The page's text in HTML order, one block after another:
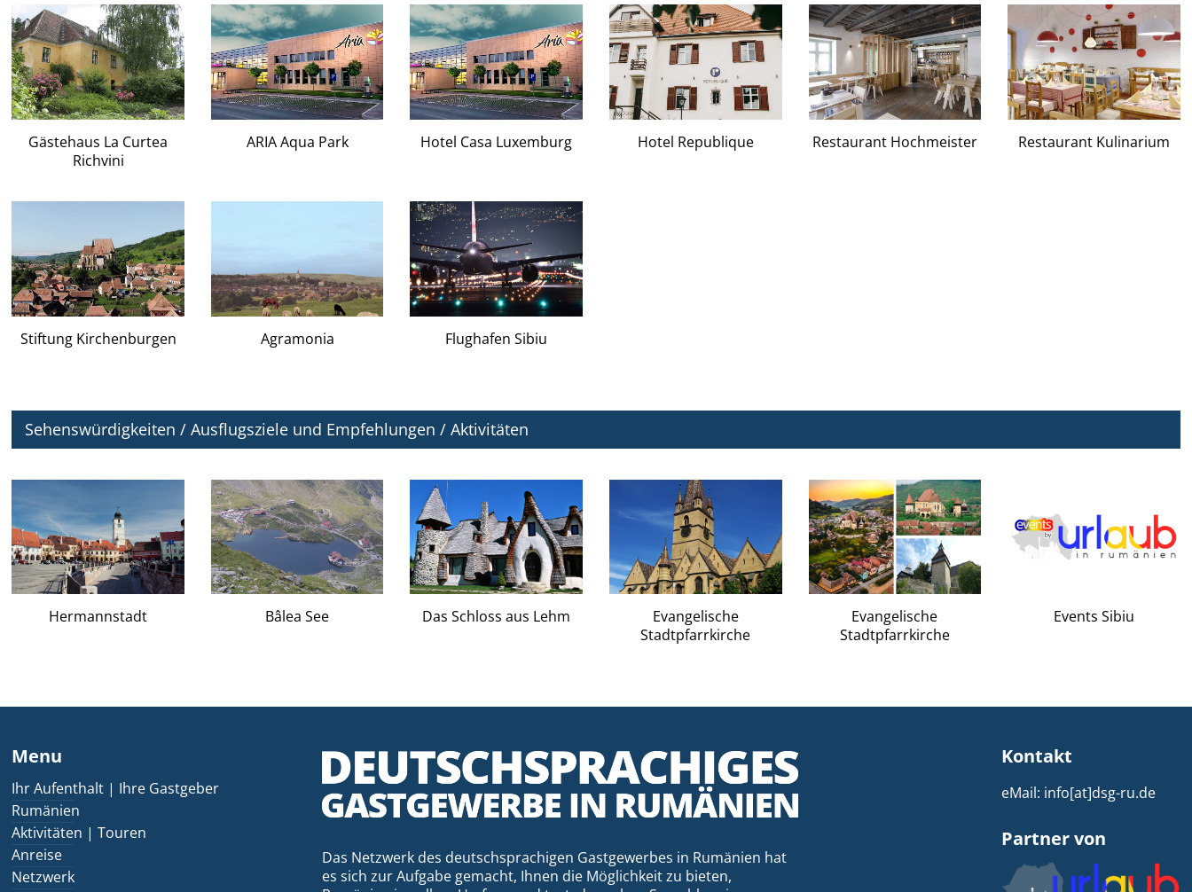
Gästehaus La Curtea
Richvini
ARIA Aqua Park Hotel Casa Luxemburg Hotel Republique Restaurant Hochmeister Restaurant Kulinarium
Stiftung Kirchenburgen Agramonia Flughafen Sibiu
Sehenswürdigkeiten / Ausflugsziele und Empfehlungen / Aktivitäten
Hermannstadt Bâlea See Das Schloss aus Lehm
Evangelische
Stadtpfarrkirche
Evangelische
Stadtpfarrkirche
Events Sibiu
Menu
Ihr Aufenthalt | Ihre Gastgeber
Rumänien
Aktivitäten | Touren
Anreise
Netzwerk
Das Netzwerk des deutschsprachigen Gastgewerbes in Rumänien hat
es sich zur Aufgabe gemacht, Ihnen die Möglichkeit zu bieten,
Kontakt
eMail: info[at]dsg-ru.de
Partner von